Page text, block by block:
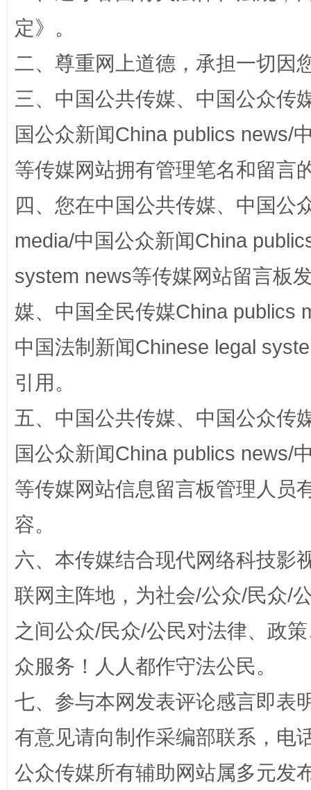
国家大学科技园优化重塑工作
扯下公款旅游的“隐身衣” 如何以
“蜀中异人”王建安的艺术幻境
定》。
二、尊重网上道德，承担一切因
三、中国公共传媒、中国公众传
国公众新闻China publics news/
等传媒网站拥有管理笔名和留言
四、您在中国公共传媒、中国公
media/中国公众新闻China
system news等传媒网站留言板
媒、中国全民传媒China publics
中国法制新闻Chinese legal
引用。
五、中国公共传媒、中国公众传
国公众新闻China publics news/
等传媒网站信息留言板管理人员
容。
六、本传媒结合现代网络科技影
联网主阵地，为社会/公众/民众/
之间公众/民众/公民对法律、政
众服务！人人都作守法公民。
七、参与本网发表评论感言即表
有意见请向制作采编部联系，电
公众传媒所有辅助网站属多元发